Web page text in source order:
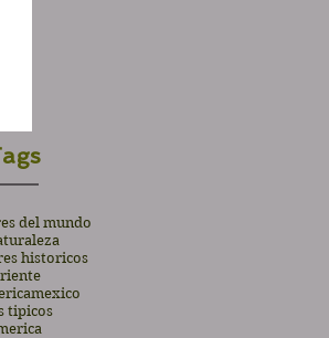
del mundo
historicos
mexico
tipicos